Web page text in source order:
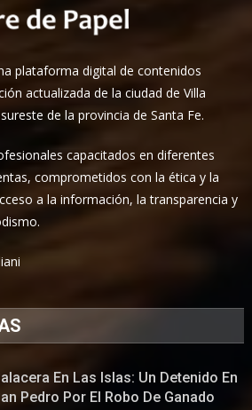
plataforma digital de contenidos
actualizada de la ciudad de Villa
de la provincia de Santa Fe.
capacitados en diferentes
comprometidos con la ética y la
a la información, la transparencia y
En Las Islas: Un Detenido En
Pedro Por El Robo De Ganado